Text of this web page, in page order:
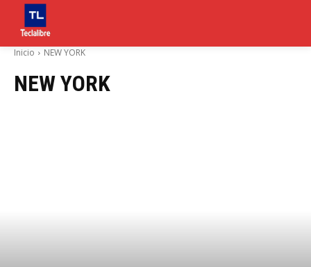
Inicio NEW YORK
NEW YORK